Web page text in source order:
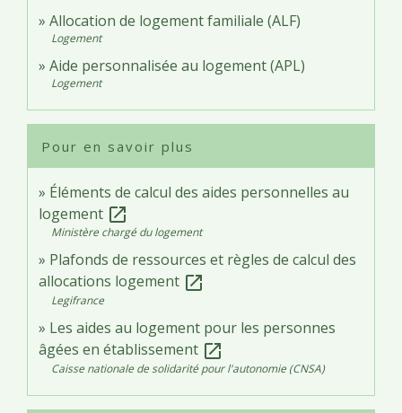
Allocation de logement familiale (ALF)
Logement
Aide personnalisée au logement (APL)
Logement
Pour en savoir plus
Éléments de calcul des aides personnelles au
logement open_in_new
Ministère chargé du logement
Plafonds de ressources et règles de calcul des
allocations logement open_in_new
Legifrance
Les aides au logement pour les personnes
âgées en établissement open_in_new
Caisse nationale de solidarité pour l'autonomie (CNSA)